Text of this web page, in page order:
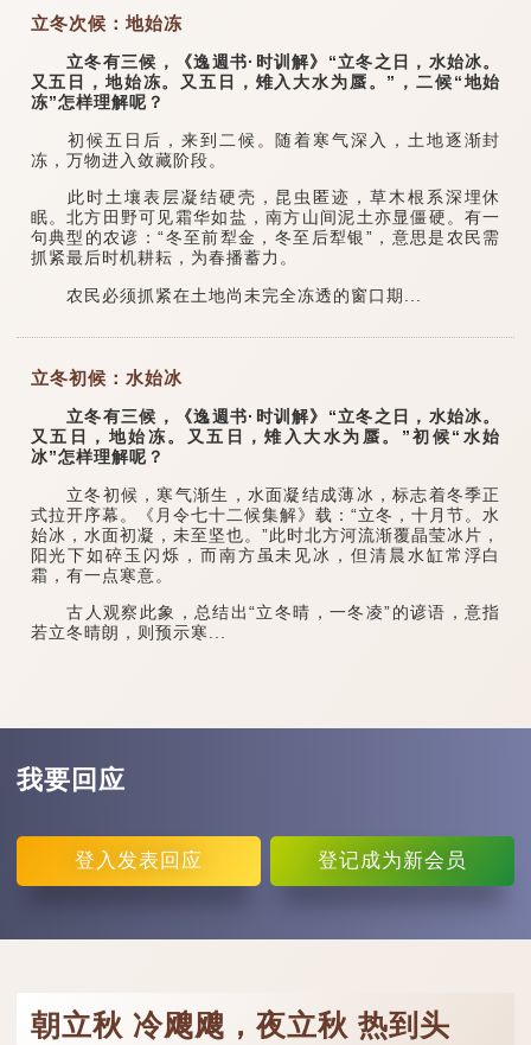
立冬次候：地始冻
立冬有三候，《逸週书·时训解》“立冬之日，水始冰。
又五日，地始冻。又五日，雉入大水为蜃。”，二候“地始
冻”怎样理解呢？
初候五日后，来到二候。随着寒气深入，土地逐渐封
冻，万物进入敛藏阶段。
此时土壤表层凝结硬壳，昆虫匿迹，草木根系深埋休
眠。北方田野可见霜华如盐，南方山间泥土亦显僵硬。有一
句典型的农谚：“冬至前犁金，冬至后犁银”，意思是农民需
抓紧最后时机耕耘，为春播蓄力。
农民必须抓紧在土地尚未完全冻透的窗口期...
立冬初候：水始冰
立冬有三候，《逸週书·时训解》“立冬之日，水始冰。
又五日，地始冻。又五日，雉入大水为蜃。”初候“水始
冰”怎样理解呢？
立冬初候，寒气渐生，水面凝结成薄冰，标志着冬季正
式拉开序幕。《月令七十二候集解》载：“立冬，十月节。水
始冰，水面初凝，未至坚也。”此时北方河流渐覆晶莹冰片，
阳光下如碎玉闪烁，而南方虽未见冰，但清晨水缸常浮白
霜，有一点寒意。
古人观察此象，总结出“立冬晴，一冬凌”的谚语，意指
若立冬晴朗，则预示寒...
我要回应
登入 发表回应 登记成为新会员
朝立秋 冷飕飕，夜立秋 热到头